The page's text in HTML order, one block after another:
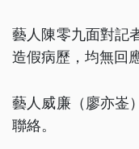
藝人陳零九面對記
造假病歷，均無回應
藝人威廉（廖亦崟
聯絡。